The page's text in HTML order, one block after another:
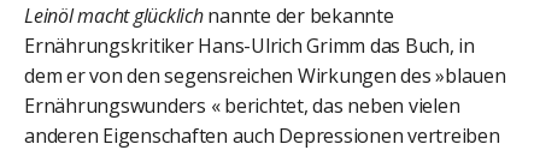
Leinöl macht glücklich nannte der bekannte
Ernährungskritiker Hans-Ulrich Grimm das Buch, in
dem er von den segensreichen Wirkungen des »blauen
Ernährungswunders « berichtet, das neben vielen
anderen Eigenschaften auch Depressionen vertreiben